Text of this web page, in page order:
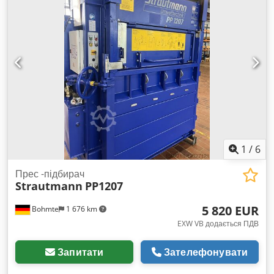
Кількість стяжок: 4 Вага преса: 2300 кг Живлення: 400 В / 50
Гц Споживана потужність: 4 кВт Місце встановлення: критий
майданчик усередині/зовні Рівень шуму: менше 80 дБ(A) Рік
випуску: 2003-2005 Також маю тюкові преси Strautmann PP
1207, роки випуску 2009-2011, ціна 5500 євро Також маю
тюкові преси Strautmann PP 1208, роки випуску 2014-2015
Dkodpov Aiymofx Alger Strautmann AutoLoadBaler, рік
2018, ціна 7500 євро
1 / 6
Bohmte 1 676 km
Прес -підбирач
Strautmann PP1207
5 820 EUR
EXW VB додається ПДВ
Запитати Зателефонувати